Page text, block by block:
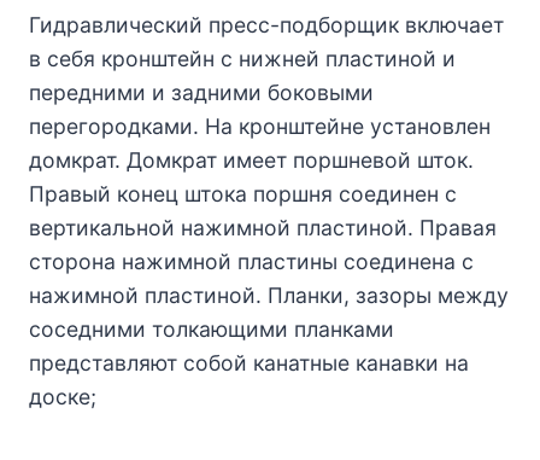
Гидравлический пресс-подборщик включает
в себя кронштейн с нижней пластиной и
передними и задними боковыми
перегородками. На кронштейне установлен
домкрат. Домкрат имеет поршневой шток.
Правый конец штока поршня соединен с
вертикальной нажимной пластиной. Правая
сторона нажимной пластины соединена с
нажимной пластиной. Планки, зазоры между
соседними толкающими планками
представляют собой канатные канавки на
доске;